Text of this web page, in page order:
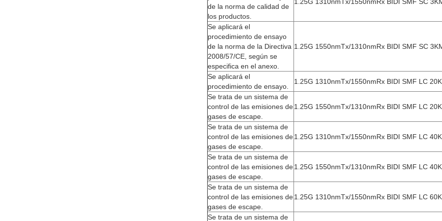
de la norma de calidad de
los productos.
Se aplicará el
procedimiento de ensayo
de la norma de la Directiva
2008/57/CE, según se
especifica en el anexo.
1.25G 1550nmTx/1310nmRx BIDI SMF SC
Se aplicará el
procedimiento de ensayo.
1.25G 1310nmTx/1550nmRx BIDI SMF LC
Se trata de un sistema de
control de las emisiones de
gases de escape.
1.25G 1550nmTx/1310nmRx BIDI SMF LC
Se trata de un sistema de
control de las emisiones de
gases de escape.
1.25G 1310nmTx/1550nmRx BIDI SMF LC
Se trata de un sistema de
control de las emisiones de
gases de escape.
1.25G 1550nmTx/1310nmRx BIDI SMF LC
Se trata de un sistema de
control de las emisiones de
gases de escape.
1.25G 1310nmTx/1550nmRx BIDI SMF LC
Se trata de un sistema de